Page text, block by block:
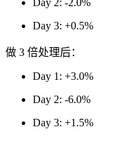
Day 3: +0.5%
做 3 倍处理后：
Day 1: +3.0%
Day 2: -6.0%
Day 3: +1.5%